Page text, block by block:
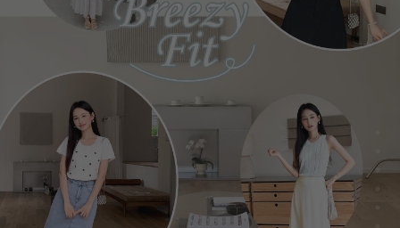
褲裙 牛仔裙 冰感